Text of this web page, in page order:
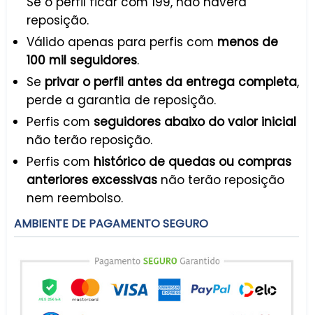
reposição.
Válido apenas para perfis com menos de
100 mil seguidores.
Se privar o perfil antes da entrega completa,
perde a garantia de reposição.
Perfis com seguidores abaixo do valor inicial
não terão reposição.
Perfis com histórico de quedas ou compras
anteriores excessivas não terão reposição
nem reembolso.
AMBIENTE DE PAGAMENTO SEGURO